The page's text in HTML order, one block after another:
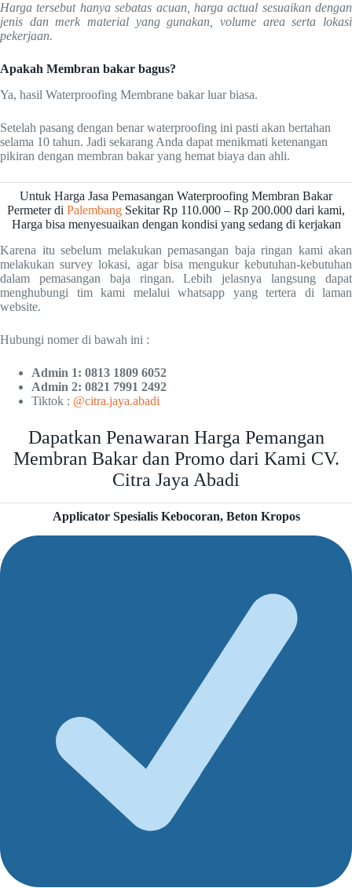
Harga tersebut hanya sebatas acuan, harga actual sesuaikan dengan
jenis dan merk material yang gunakan, volume area serta lokasi
pekerjaan.
Apakah Membran bakar bagus?
Ya, hasil Waterproofing Membrane bakar luar biasa.
Setelah pasang dengan benar waterproofing ini pasti akan bertahan
selama 10 tahun. Jadi sekarang Anda dapat menikmati ketenangan
pikiran dengan membran bakar yang hemat biaya dan ahli.
Untuk Harga Jasa Pemasangan Waterproofing Membran Bakar
Permeter di Palembang Sekitar Rp 110.000 – Rp 200.000 dari kami,
Harga bisa menyesuaikan dengan kondisi yang sedang di kerjakan
Karena itu sebelum melakukan pemasangan baja ringan kami akan
melakukan survey lokasi, agar bisa mengukur kebutuhan-kebutuhan
dalam pemasangan baja ringan. Lebih jelasnya langsung dapat
menghubungi tim kami melalui whatsapp yang tertera di laman
website.
Hubungi nomer di bawah ini :
Admin 1: 0813 1809 6052
Admin 2: 0821 7991 2492
Tiktok : @citra.jaya.abadi
Dapatkan Penawaran Harga Pemangan
Membran Bakar dan Promo dari Kami CV.
Citra Jaya Abadi
Applicator Spesialis Kebocoran, Beton Kropos